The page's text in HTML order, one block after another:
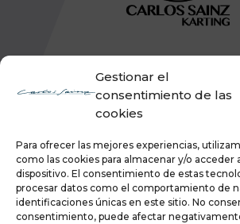
Gestionar el
consentimiento de las
cookies
Para ofrecer las mejores experiencias,
como las cookies para almacenar y/o acceder
dispositivo. El consentimiento de estas
procesar datos como el comportamiento de
identificaciones únicas en este sitio. No
consentimiento, puede afectar